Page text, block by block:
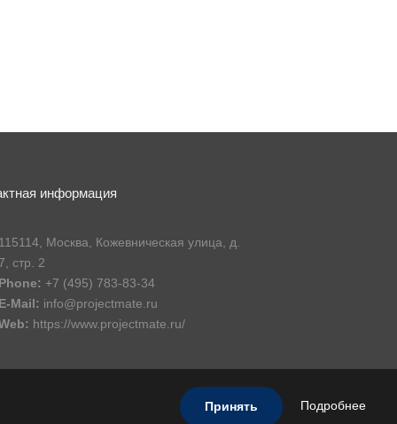
информация
Москва, Кожевническая улица, д.
стр. 2
+7 (495) 783-83-34
Mail: info@projectmate.ru
https://www.projectmate.ru/
© 2015-2026 - Авиком Бизнес Технологии
Принять Подробнее